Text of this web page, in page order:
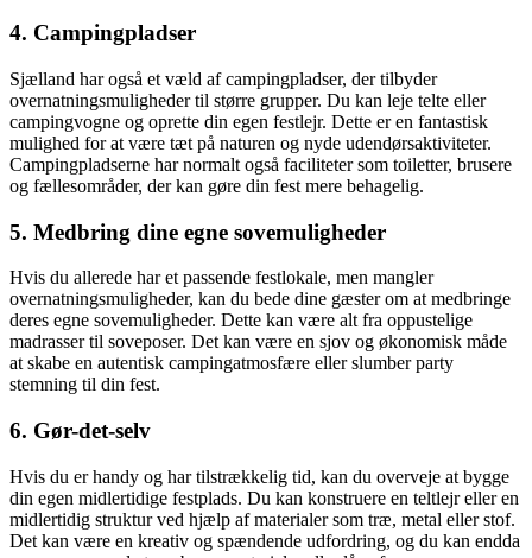
4. Campingpladser
Sjælland har også et væld af campingpladser, der tilbyder
overnatningsmuligheder til større grupper. Du kan leje telte eller
campingvogne og oprette din egen festlejr. Dette er en fantastisk
mulighed for at være tæt på naturen og nyde udendørsaktiviteter.
Campingpladserne har normalt også faciliteter som toiletter, brusere
og fællesområder, der kan gøre din fest mere behagelig.
5. Medbring dine egne sovemuligheder
Hvis du allerede har et passende festlokale, men mangler
overnatningsmuligheder, kan du bede dine gæster om at medbringe
deres egne sovemuligheder. Dette kan være alt fra oppustelige
madrasser til soveposer. Det kan være en sjov og økonomisk måde
at skabe en autentisk campingatmosfære eller slumber party
stemning til din fest.
6. Gør-det-selv
Hvis du er handy og har tilstrækkelig tid, kan du overveje at bygge
din egen midlertidige festplads. Du kan konstruere en teltlejr eller en
midlertidig struktur ved hjælp af materialer som træ, metal eller stof.
Det kan være en kreativ og spændende udfordring, og du kan endda